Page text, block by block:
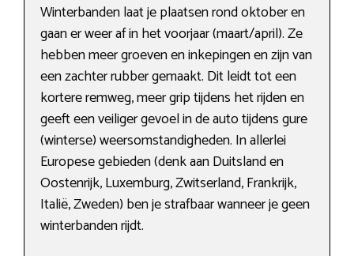
Winterbanden laat je plaatsen rond oktober en
gaan er weer af in het voorjaar (maart/april). Ze
hebben meer groeven en inkepingen en zijn van
een zachter rubber gemaakt. Dit leidt tot een
kortere remweg, meer grip tijdens het rijden en
geeft een veiliger gevoel in de auto tijdens gure
(winterse) weersomstandigheden. In allerlei
Europese gebieden (denk aan Duitsland en
Oostenrijk, Luxemburg, Zwitserland, Frankrijk,
Italië, Zweden) ben je strafbaar wanneer je geen
winterbanden rijdt.